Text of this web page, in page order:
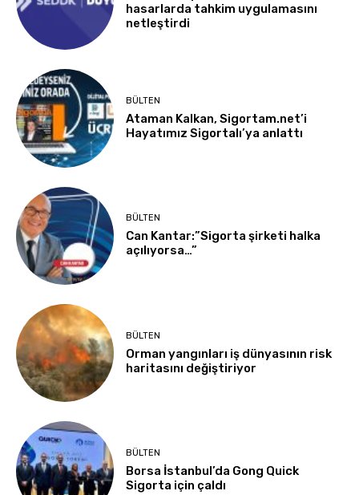
hasarlarda tahkim uygulamasını
netleştirdi
BÜLTEN
Ataman Kalkan, Sigortam.net’i
Hayatımız Sigortalı’ya anlattı
BÜLTEN
Can Kantar:”Sigorta şirketi halka
açılıyorsa…”
BÜLTEN
Orman yangınları iş dünyasının risk
haritasını değiştiriyor
BÜLTEN
Borsa İstanbul’da Gong Quick
Sigorta için çaldı